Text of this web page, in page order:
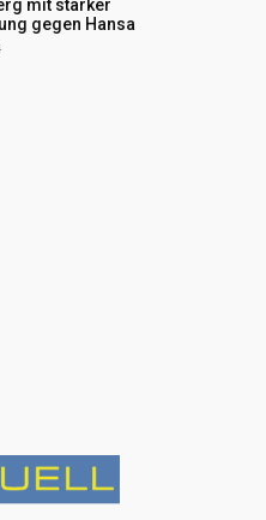
mit starker
gegen Hansa